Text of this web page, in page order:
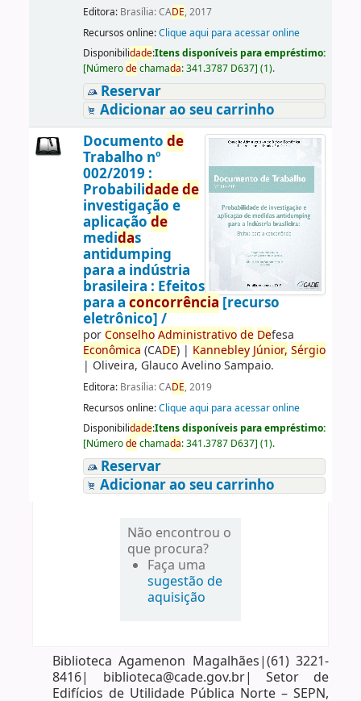
Editora: Brasília: CADE, 2017
Recursos online:Clique aqui para acessar online
Disponibilidade:Itens disponíveis para empréstimo:
[Númerodechamada:341.3787 D637] (1).
Reservar
Adicionar ao seu carrinho
Documento de
Trabalho nº
002/2019 :
Probabilidadede
investigação e
aplicação de
medidas
antidumping
para a indústria
brasileira : Efeitos
para a concorrência [recurso
eletrônico] /
porConselho Administrativo de Defesa
Econômica (CADE)| Kannebley Júnior, Sérgio
| Oliveira, Glauco Avelino Sampaio.
Editora: Brasília: CADE, 2019
Recursos online:Clique aqui para acessar online
Disponibilidade:Itens disponíveis para empréstimo:
[Númerodechamada:341.3787 D637] (1).
Reservar
Adicionar ao seu carrinho
Não encontrou o
que procura?
Faça uma
sugestão de
aquisição
Biblioteca Agamenon Magalhães|(61) 3221-
8416| biblioteca@cade.gov.br| Setor de
Edifícios de Utilidade Pública Norte – SEPN,